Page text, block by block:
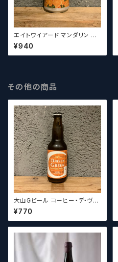
エイトワイアード マンダリン ヒ
ッピー 8 Wired Mandarin Hi
ppy
¥940
その他の商品
大山Gビール コーヒー・デ・ヴァ
イス【クラフトビール】
¥770